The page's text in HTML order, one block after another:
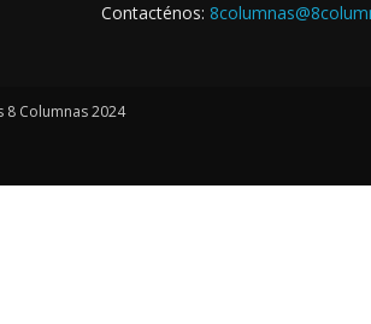
Contacténos:
Columnas 2024